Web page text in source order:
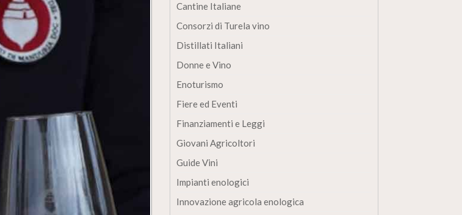
Cantine Italiane
Consorzi di Turela vino
Distillati Italiani
Donne e Vino
Enoturismo
Fiere ed Eventi
Finanziamenti e Leggi
Giovani Agricoltori
Guide Vini
Impianti enologici
Innovazione agricola enologica